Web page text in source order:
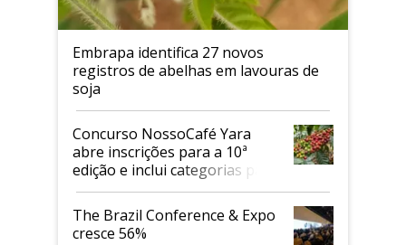
Embrapa identifica 27 novos
registros de abelhas em lavouras de
soja
Concurso NossoCafé Yara
abre inscrições para a 10ª
edição e inclui categorias para
cafés Canephora
The Brazil Conference & Expo
cresce 56%